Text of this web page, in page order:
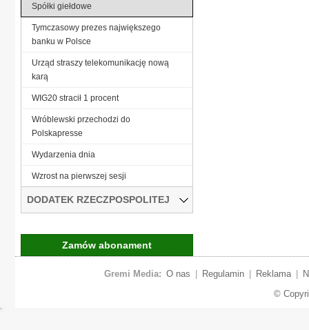
Spółki giełdowe
Tymczasowy prezes największego
banku w Polsce
Urząd straszy telekomunikację nową
karą
WIG20 stracił 1 procent
Wróblewski przechodzi do
Polskapresse
Wydarzenia dnia
Wzrost na pierwszej sesji
DODATEK RZECZPOSPOLITEJ
Zamów abonament
Gremi Media: O nas Regulamin Reklama
©